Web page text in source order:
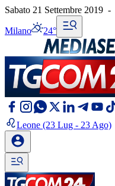
Sabato 21 Settembre 2019 -
Milano 24°
Leone (23 Lug - 23 Ago)